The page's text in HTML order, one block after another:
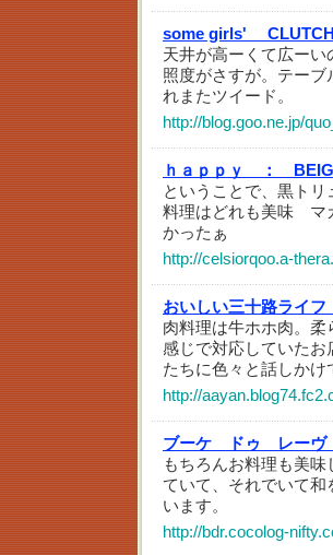
some girls'
天井が高ーくて広ー
照度がさすが。テー
れまたツイード。
http://blog.goo.ne.jp/
ｈａｐｐｙ ：
ということで、黒ト
料理はどれも美味 マ
かったぁ
http://celsiorqoo.a-
おいしい三十路ライ
肉料理は牛ホホ肉。
感じで対応していた
たちに色々と話しか
http://
ブーケ ドゥ レーヴ
もちろんお料理も美
ていて、それでいて
います。
http://bdr.cocolog-